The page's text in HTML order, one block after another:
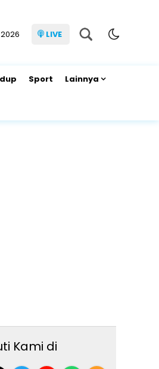
LIVE
Sport Lainnya
Kami di